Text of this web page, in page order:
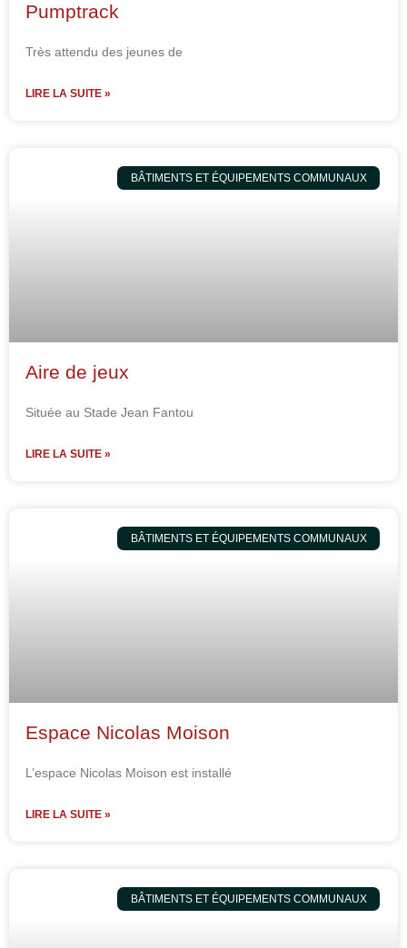
Pumptrack
Très attendu des jeunes de
LIRE LA SUITE »
BÂTIMENTS ET ÉQUIPEMENTS COMMUNAUX
Aire de jeux
Située au Stade Jean Fantou
LIRE LA SUITE »
BÂTIMENTS ET ÉQUIPEMENTS COMMUNAUX
Espace Nicolas Moison
L’espace Nicolas Moison est installé
LIRE LA SUITE »
BÂTIMENTS ET ÉQUIPEMENTS COMMUNAUX